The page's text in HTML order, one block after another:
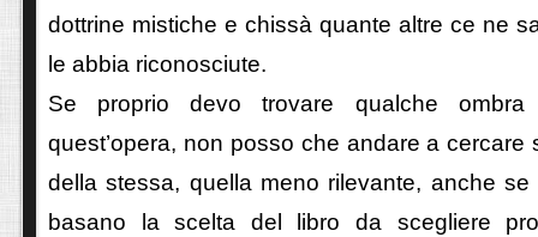
dottrine mistiche e chissà quante altre ce ne
le abbia riconosciute.
Se proprio devo trovare qualche ombra
quest’opera, non posso che andare a cercare
della stessa, quella meno rilevante, anche se
basano la scelta del libro da scegliere